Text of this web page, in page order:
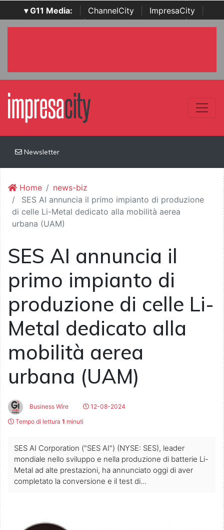
▾ G11 Media: ChannelCity ImpresaCity
SecurityOpenLab | Italian Channel Awards | Italian
Newsletter
Home
news-biz
SES AI annuncia il primo impianto di produzione
di celle Li-Metal dedicato alla mobilità aerea
urbana (UAM)
SES AI annuncia il
primo impianto di
produzione di celle Li-
Metal dedicato alla
mobilità aerea
urbana (UAM)
Business Wire
12-08-2024
Tempo di lettura 1 minuti
SES AI Corporation ("SES AI") (NYSE: SES), leader
mondiale nello sviluppo e nella produzione di batterie Li-
Metal ad alte prestazioni, ha annunciato oggi di aver
completato la conversione e il test di...